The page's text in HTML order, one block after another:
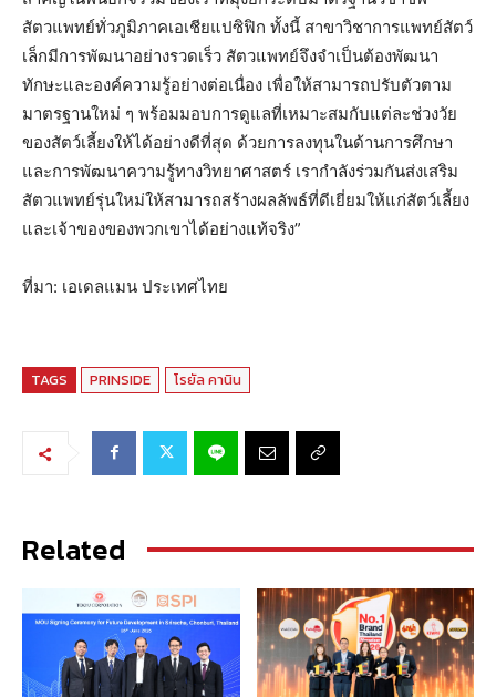
สัตวแพทย์ทั่วภูมิภาคเอเชียแปซิฟิก ทั้งนี้ สาขาวิชาการแพทย์สัตว์
เล็กมีการพัฒนาอย่างรวดเร็ว สัตวแพทย์จึงจำเป็นต้องพัฒนา
ทักษะและองค์ความรู้อย่างต่อเนื่อง เพื่อให้สามารถปรับตัวตาม
มาตรฐานใหม่ ๆ พร้อมมอบการดูแลที่เหมาะสมกับแต่ละช่วงวัย
ของสัตว์เลี้ยงให้ได้อย่างดีที่สุด ด้วยการลงทุนในด้านการศึกษา
และการพัฒนาความรู้ทางวิทยาศาสตร์ เรากำลังร่วมกันส่งเสริม
สัตวแพทย์รุ่นใหม่ให้สามารถสร้างผลลัพธ์ที่ดีเยี่ยมให้แก่สัตว์เลี้ยง
และเจ้าของของพวกเขาได้อย่างแท้จริง”
ที่มา: เอเดลแมน ประเทศไทย
TAGS PRINSIDE โรยัล คานิน
Related